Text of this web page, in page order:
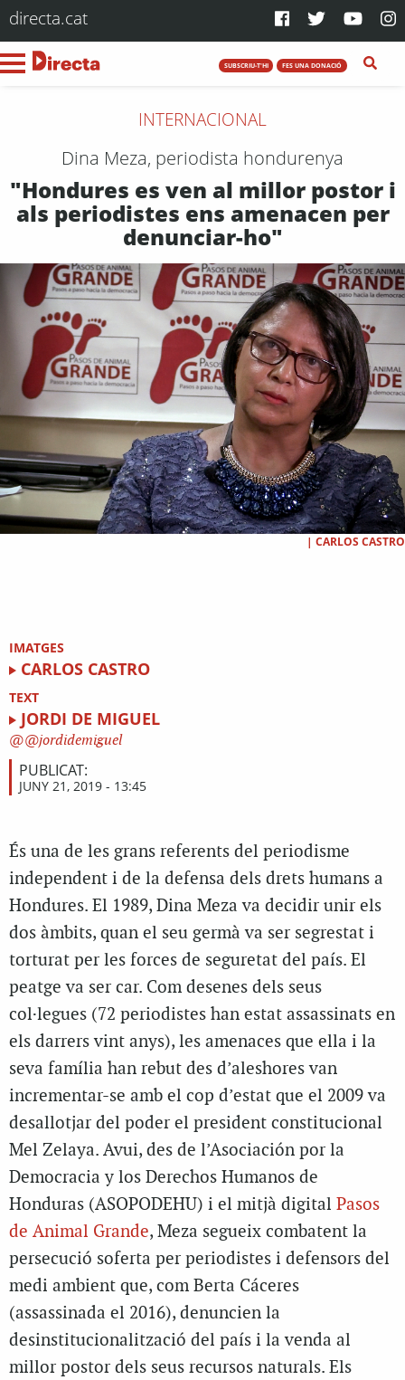
directa.cat
SUBSCRIU-T'HI FES UNA DONACIÓ
INTERNACIONAL
Dina Meza, periodista hondurenya
"Hondures es ven al millor postor i
als periodistes ens amenacen per
denunciar-ho"
| CARLOS CASTRO
IMATGES
CARLOS CASTRO
TEXT
JORDI DE MIGUEL
@jordidemiguel
PUBLICAT:
JUNY 21, 2019 - 13:45
És una de les grans referents del periodisme
independent i de la defensa dels drets humans a
Hondures. El 1989, Dina Meza va decidir unir els
dos àmbits, quan el seu germà va ser segrestat i
torturat per les forces de seguretat del país. El
peatge va ser car. Com desenes dels seus
col·legues (72 periodistes han estat assassinats en
els darrers vint anys), les amenaces que ella i la
seva família han rebut des d’aleshores van
incrementar-se amb el cop d’estat que el 2009 va
desallotjar del poder el president constitucional
Mel Zelaya. Avui, des de l’Asociación por la
Democracia y los Derechos Humanos de
Honduras (ASOPODEHU) i el mitjà digital Pasos
de Animal Grande, Meza segueix combatent la
persecució soferta per periodistes i defensors del
medi ambient que, com Berta Cáceres
(assassinada el 2016), denuncien la
desinstitucionalització del país i la venda al
millor postor dels seus recursos naturals. Els